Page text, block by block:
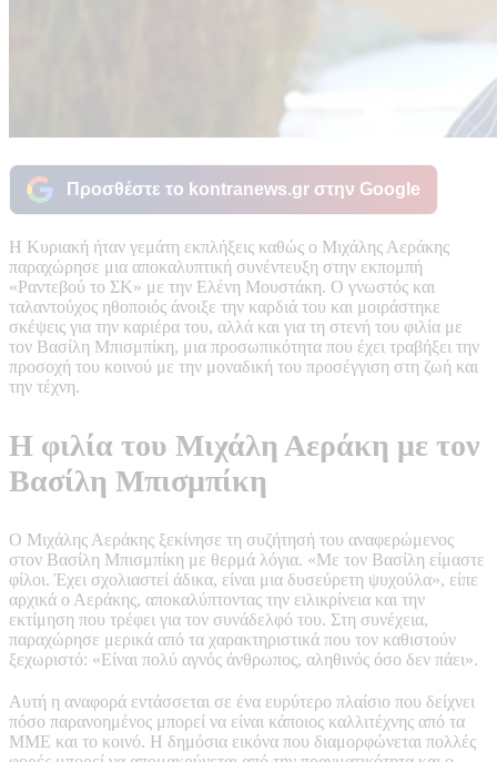
Προσθέστε το kontranews.gr στην Google
Η Κυριακή ήταν γεμάτη εκπλήξεις καθώς ο Μιχάλης Αεράκης
παραχώρησε μια αποκαλυπτική συνέντευξη στην εκπομπή
«Ραντεβού το ΣΚ» με την Ελένη Μουστάκη. Ο γνωστός και
ταλαντούχος ηθοποιός άνοιξε την καρδιά του και μοιράστηκε
σκέψεις για την καριέρα του, αλλά και για τη στενή του φιλία με
τον Βασίλη Μπισμπίκη, μια προσωπικότητα που έχει τραβήξει την
προσοχή του κοινού με την μοναδική του προσέγγιση στη ζωή και
την τέχνη.
Η φιλία του Μιχάλη Αεράκη με τον
Βασίλη Μπισμπίκη
Ο Μιχάλης Αεράκης ξεκίνησε τη συζήτησή του αναφερώμενος
στον Βασίλη Μπισμπίκη με θερμά λόγια. «Με τον Βασίλη είμαστε
φίλοι. Έχει σχολιαστεί άδικα, είναι μια δυσεύρετη ψυχούλα», είπε
αρχικά ο Αεράκης, αποκαλύπτοντας την ειλικρίνεια και την
εκτίμηση που τρέφει για τον συνάδελφό του. Στη συνέχεια,
παραχώρησε μερικά από τα χαρακτηριστικά που τον καθιστούν
ξεχωριστό: «Είναι πολύ αγνός άνθρωπος, αληθινός όσο δεν πάει».
Αυτή η αναφορά εντάσσεται σε ένα ευρύτερο πλαίσιο που δείχνει
πόσο παρανοημένος μπορεί να είναι κάποιος καλλιτέχνης από τα
ΜΜΕ και το κοινό. Η δημόσια εικόνα που διαμορφώνεται πολλές